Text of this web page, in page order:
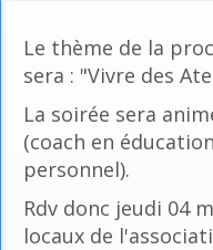
Le thème de la
sera : "Vivre des
La soirée sera
(coach en
personnel).
Rdv donc jeudi 04
locaux de